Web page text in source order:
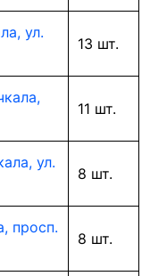
ул.
13 шт.
11 шт.
ул.
8 шт.
просп.
8 шт.